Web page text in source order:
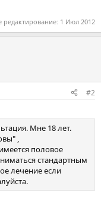
редактирование: 1 Июл 2012
#2
Мне 18 лет.
,
половое
стандартным
лечение если